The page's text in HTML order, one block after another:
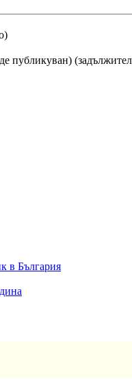
публикуван)
в България